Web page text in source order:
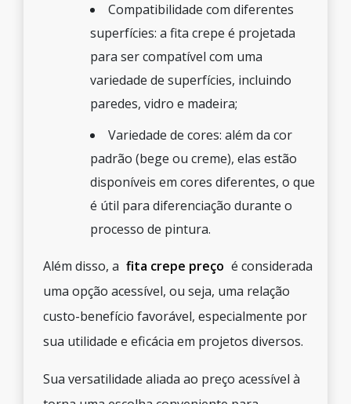
Compatibilidade com diferentes
superfícies: a fita crepe é projetada
para ser compatível com uma
variedade de superfícies, incluindo
paredes, vidro e madeira;
Variedade de cores: além da cor
padrão (bege ou creme), elas estão
disponíveis em cores diferentes, o que
é útil para diferenciação durante o
processo de pintura.
Além disso, a fita crepe preço é considerada
uma opção acessível, ou seja, uma relação
custo-benefício favorável, especialmente por
sua utilidade e eficácia em projetos diversos.
Sua versatilidade aliada ao preço acessível à